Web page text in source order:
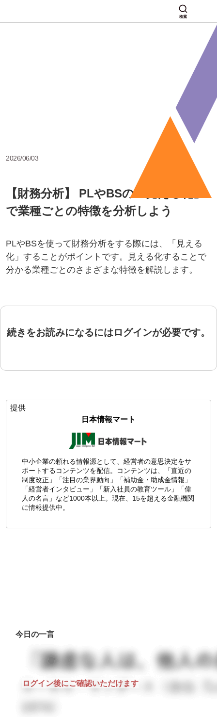
検索
2026/06/03
【財務分析】 PLやBSの「見える化」
で業種ごとの特徴を分析しよう
PLやBSを使って財務分析をする際には、「見える
化」することがポイントです。見える化することで
分かる業種ごとのさまざまな特徴を解説します。
続きをお読みになるにはログインが必要です。
提供
日本情報マート
中小企業の頼れる情報源として、経営者の意思決定をサ
ポートするコンテンツを配信。コンテンツは、「直近の
制度改正」「注目の業界動向」「補助金・助成金情報」
「経営者インタビュー」「新入社員の教育ツール」「偉
人の名言」など1000本以上。現在、15を超える金融機関
に情報提供中。
今日の一言
ログイン後にご確認いただけます